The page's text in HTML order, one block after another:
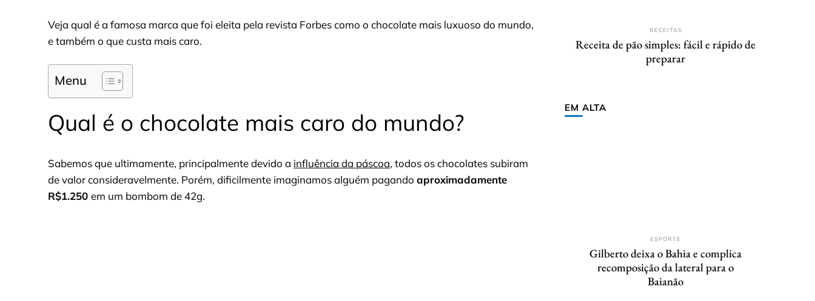
Veja qual é a famosa marca que foi eleita pela revista Forbes como o chocolate mais luxuoso do mundo,
e também o que custa mais caro.
Menu
Qual é o chocolate mais caro do mundo?
Sabemos que ultimamente, principalmente devido a influência da páscoa, todos os chocolates subiram
de valor consideravelmente. Porém, dificilmente imaginamos alguém pagando aproximadamente
R$1.250 em um bombom de 42g.
RECEITAS
Receita de pão simples: fácil e rápido de
preparar
EM ALTA
ESPORTE
Gilberto deixa o Bahia e complica
recomposição da lateral para o
Baianão